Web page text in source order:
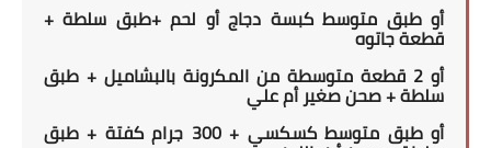
أو طبق متوسط كبسة دجاج أو لحم +طبق سلطة +
قطعة جاتوه
أو 2 قطعة متوسطة من المكرونة بالبشاميل + طبق
سلطة + صحن صغير أم علي
أو طبق متوسط كسكسي + 300 جرام كفتة + طبق